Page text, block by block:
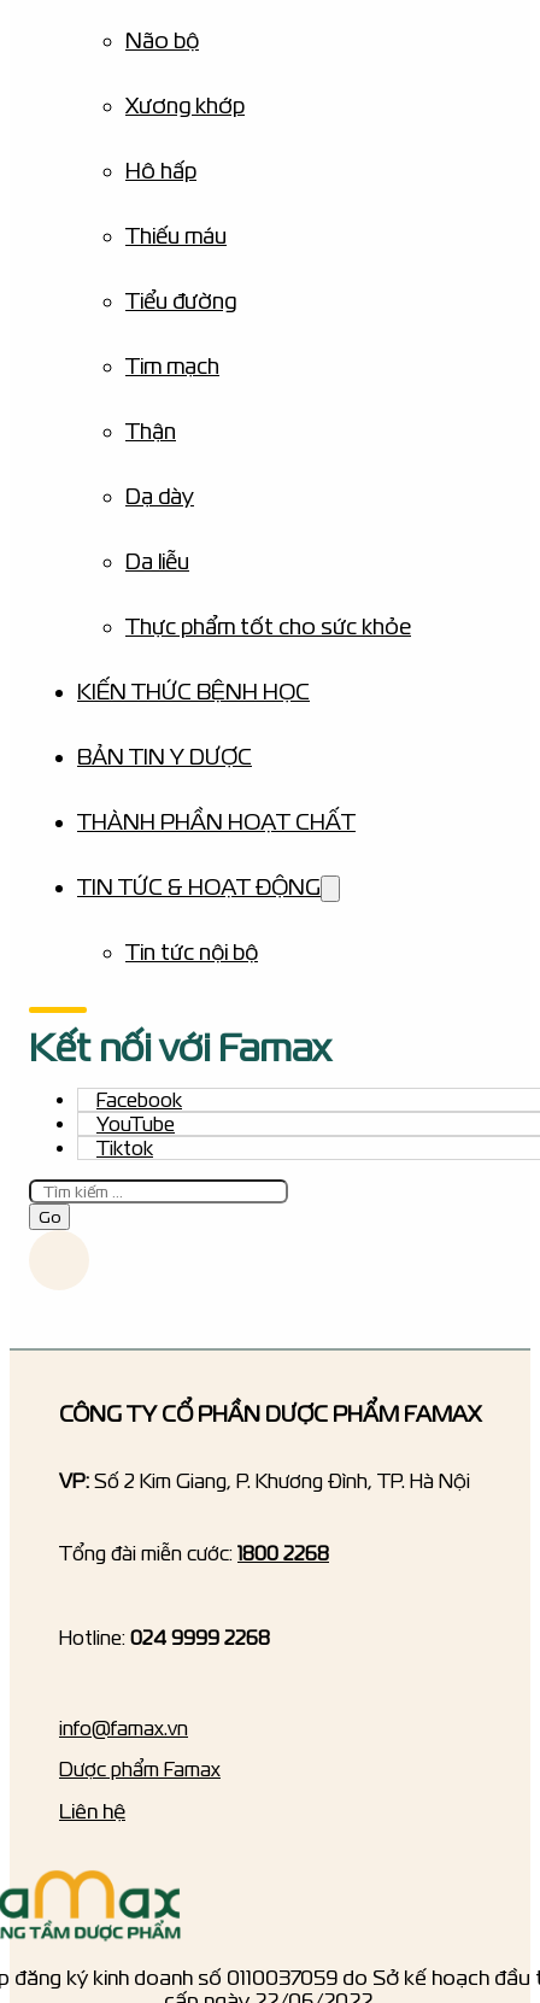
Não bộ
Xương khớp
Hô hấp
Thiếu máu
Tiểu đường
Tim mạch
Thận
Dạ dày
Da liễu
Thực phẩm tốt cho sức khỏe
KIẾN THỨC BỆNH HỌC
BẢN TIN Y DƯỢC
THÀNH PHẦN HOẠT CHẤT
TIN TỨC & HOẠT ĐỘNG
Tin tức nội bộ
Kết nối với Famax
Facebook
YouTube
Tiktok
Tìm
kiếm
Go
đăng ký kinh doanh số ‎0110037059 do Sở kế hoạch đầu
CÔNG TY CỔ PHẦN DƯỢC PHẨM FAMAX
VP: Số 2 Kim Giang, P. Khương Đình, TP. Hà Nội
Tổng đài miễn cước: 1800 2268
Hotline: 024 9999 2268
info@famax.vn
Dược phẩm Famax
Liên hệ